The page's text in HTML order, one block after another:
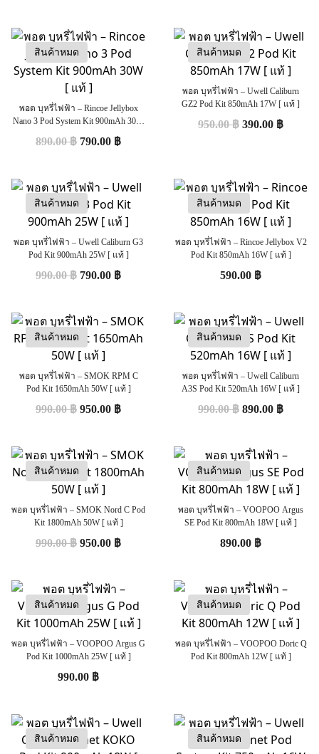
สินค้าหมด
พอต บุหรี่ไฟฟ้า – Rincoe Jellybox
Nano 3 Pod System Kit 900mAh 30W
890.00฿ 790.00 ฿
สินค้าหมด
พอต บุหรี่ไฟฟ้า – Uwell Caliburn
GZ2 Pod Kit 850mAh 17W [ แท้ ]
950.00฿ 390.00 ฿
สินค้าหมด
พอต บุหรี่ไฟฟ้า – Uwell Caliburn G3
Pod Kit 900mAh 25W [ แท้ ]
990.00฿ 790.00 ฿
สินค้าหมด
พอต บุหรี่ไฟฟ้า – Rincoe Jellybox V2
Pod Kit 850mAh 16W [ แท้ ]
590.00 ฿
สินค้าหมด
พอต บุหรี่ไฟฟ้า – SMOK RPM C
Pod Kit 1650mAh 50W [ แท้ ]
990.00฿ 950.00 ฿
สินค้าหมด
พอต บุหรี่ไฟฟ้า – Uwell Caliburn
A3S Pod Kit 520mAh 16W [ แท้ ]
990.00฿ 890.00 ฿
สินค้าหมด
พอต บุหรี่ไฟฟ้า – SMOK Nord C Pod
Kit 1800mAh 50W [ แท้ ]
990.00฿ 950.00 ฿
สินค้าหมด
พอต บุหรี่ไฟฟ้า – VOOPOO Argus
SE Pod Kit 800mAh 18W [ แท้ ]
890.00 ฿
สินค้าหมด
พอต บุหรี่ไฟฟ้า – VOOPOO Argus G
Pod Kit 1000mAh 25W [ แท้ ]
990.00 ฿
สินค้าหมด
พอต บุหรี่ไฟฟ้า – VOOPOO Doric Q
Pod Kit 800mAh 12W [ แท้ ]
สินค้าหมด สินค้าหมด